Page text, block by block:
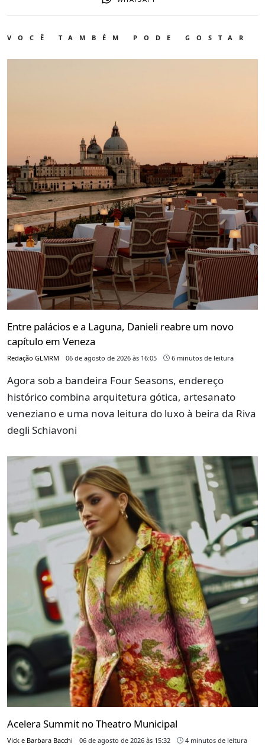
VOCÊ TAMBÉM PODE GOSTAR
Entre palácios e a Laguna, Danieli reabre um novo
capítulo em Veneza
Redação GLMRM 06 de agosto de 2026 às 16:05 6 minutos de leitura
Agora sob a bandeira Four Seasons, endereço
histórico combina arquitetura gótica, artesanato
veneziano e uma nova leitura do luxo à beira da Riva
degli Schiavoni
Acelera Summit no Theatro Municipal
Vick e Barbara Bacchi 06 de agosto de 2026 às 15:32 4 minutos de leitura